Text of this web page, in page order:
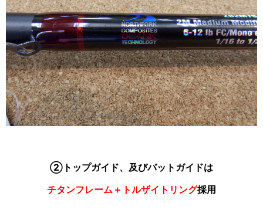
②トップガイド、及びバットガイドは
チタンフレーム＋トルザイトリング採用